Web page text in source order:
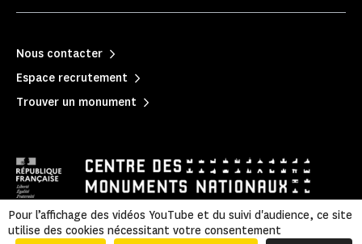
Nous contacter
Espace recrutement
Trouver un monument
Mentions légales Politique de confidentialité
|
Pour l’affichage des vidéos YouTube et du suivi d'audience, ce site
utilise des cookies nécessitant votre consentement